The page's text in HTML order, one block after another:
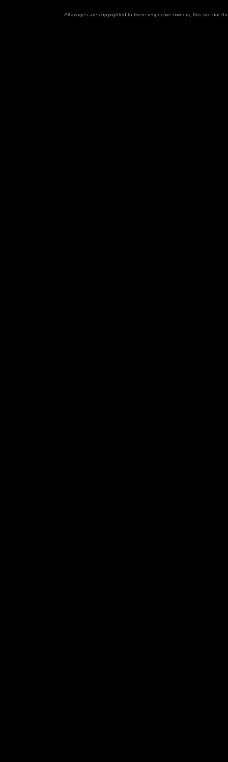
All images are copyrighted to there respective owners, this site nor